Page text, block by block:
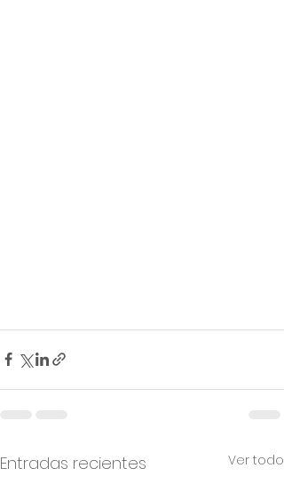
Entradas recientes Ver todo